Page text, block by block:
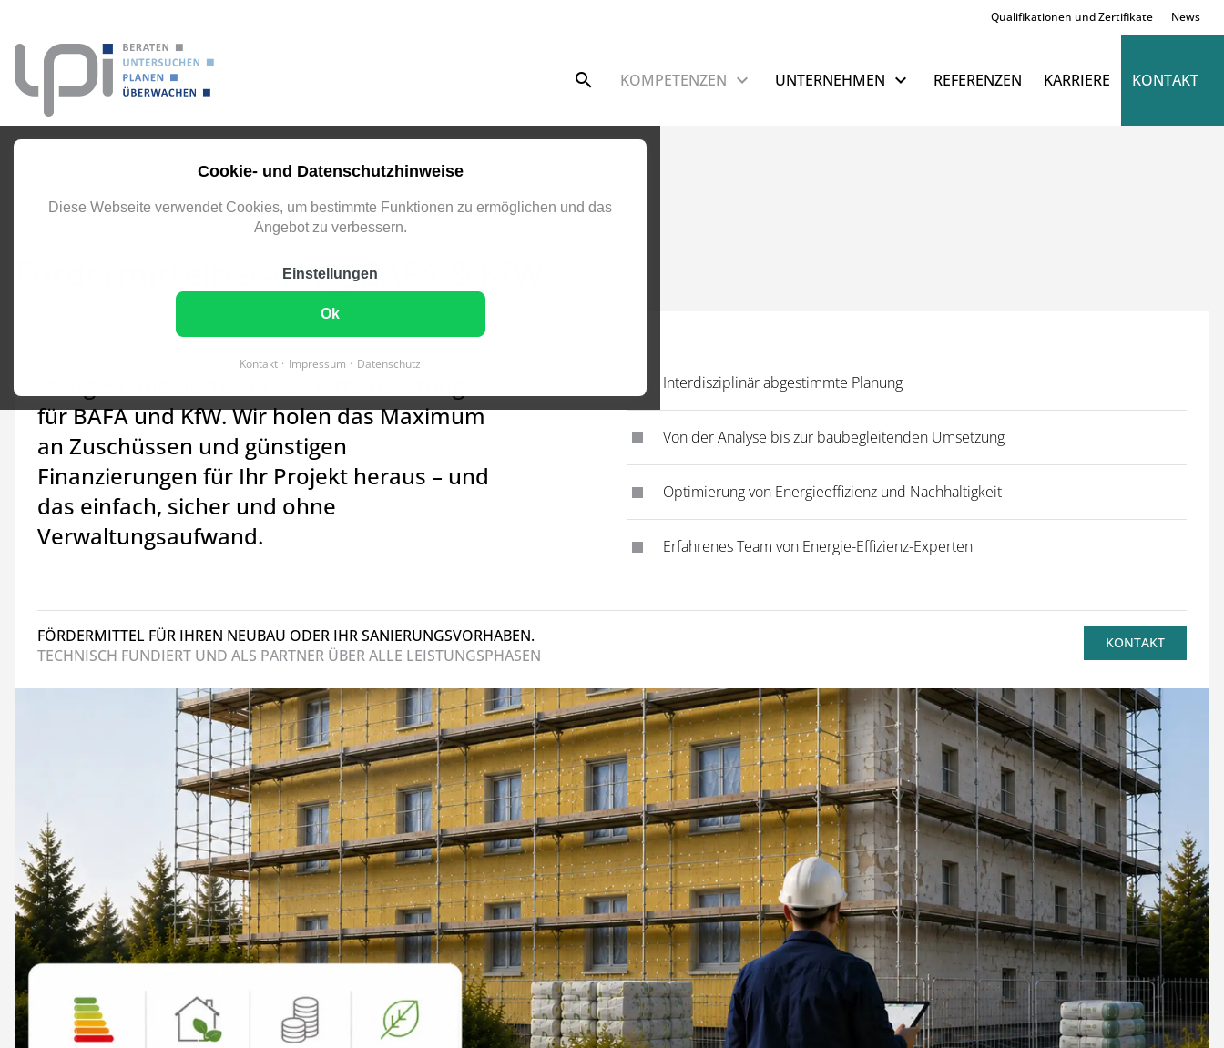
Cookie- und Datenschutzhinweise
Diese Webseite verwendet Cookies, um bestimmte Funktionen zu ermöglichen und das
Angebot zu verbessern.
Einstellungen
Ok
Kontakt Impressum Datenschutz
Navigation überspringen
Qualifikationen und Zertifikate News
KOMPETENZEN
UNTERNEHMEN REFERENZEN KARRIERE KONTAKT
FACHÜBERGREIFEND GEPLANT, NACHHALTIG UMGESETZT
Fördermittelberatung BAFA & KfW
für BAFA und KfW. Wir holen das Maximum
an Zuschüssen und günstigen
Finanzierungen für Ihr Projekt heraus – und
das einfach, sicher und ohne
Verwaltungsaufwand.
Interdisziplinär abgestimmte Planung
Von der Analyse bis zur baubegleitenden Umsetzung
Optimierung von Energieeffizienz und Nachhaltigkeit
Erfahrenes Team von Energie-Effizienz-Experten
FÖRDERMITTEL FÜR IHREN NEUBAU ODER IHR SANIERUNGSVORHABEN.
TECHNISCH FUNDIERT UND ALS PARTNER ÜBER ALLE LEISTUNGSPHASEN
KONTAKT